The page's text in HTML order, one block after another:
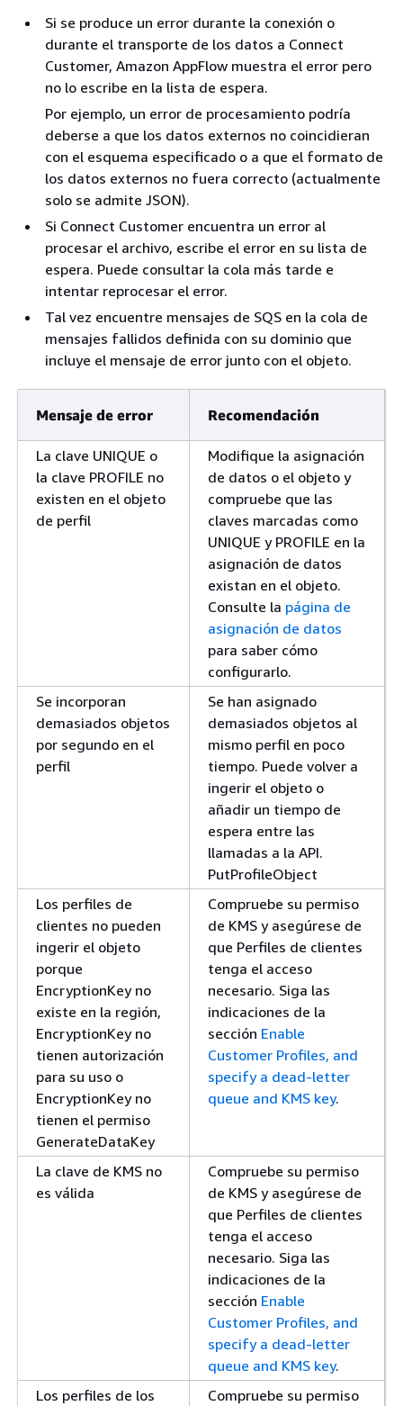
Si se produce un error durante la conexión o
durante el transporte de los datos a Connect
Customer, Amazon AppFlow muestra el error pero
no lo escribe en la lista de espera.
Por ejemplo, un error de procesamiento podría
deberse a que los datos externos no coincidieran
con el esquema especificado o a que el formato de
los datos externos no fuera correcto (actualmente
solo se admite JSON).
Si Connect Customer encuentra un error al
procesar el archivo, escribe el error en su lista de
espera. Puede consultar la cola más tarde e
intentar reprocesar el error.
Tal vez encuentre mensajes de SQS en la cola de
mensajes fallidos definida con su dominio que
incluye el mensaje de error junto con el objeto.
Mensaje de error Recomendación
La clave UNIQUE o
la clave PROFILE no
existen en el objeto
de perfil
Modifique la asignación
de datos o el objeto y
compruebe que las
claves marcadas como
UNIQUE y PROFILE en la
asignación de datos
existan en el objeto.
Consulte la página de
asignación de datos
para saber cómo
configurarlo.
Se incorporan
demasiados objetos
por segundo en el
perfil
Se han asignado
demasiados objetos al
mismo perfil en poco
tiempo. Puede volver a
ingerir el objeto o
añadir un tiempo de
espera entre las
llamadas a la API.
PutProfileObject
Los perfiles de
clientes no pueden
ingerir el objeto
porque
EncryptionKey no
existe en la región,
EncryptionKey no
tienen autorización
para su uso o
EncryptionKey no
tienen el permiso
GenerateDataKey
Compruebe su permiso
de KMS y asegúrese de
que Perfiles de clientes
tenga el acceso
necesario. Siga las
indicaciones de la
sección Enable
Customer Profiles, and
specify a dead-letter
queue and KMS key.
La clave de KMS no
es válida
Compruebe su permiso
de KMS y asegúrese de
que Perfiles de clientes
tenga el acceso
necesario. Siga las
indicaciones de la
sección Enable
Customer Profiles, and
specify a dead-letter
queue and KMS key.
Los perfiles de los
Compruebe su permiso